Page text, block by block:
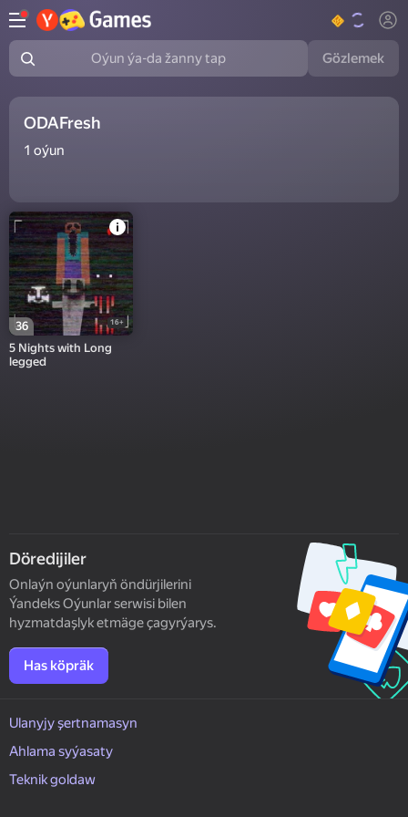
Oýun ýa-da žanny tap Gözlemek
ODAFresh
1 oýun
36 16+
5 Nights with Long
legged
Döredijiler
Onlaýn oýunlaryň öndürjilerini
Ýandeks Oýunlar serwisi bilen
hyzmatdaşlyk etmäge çagyrýarys.
Has köpräk
Ulanyjy şertnamasyn
Ahlama syýasaty
Teknik goldaw